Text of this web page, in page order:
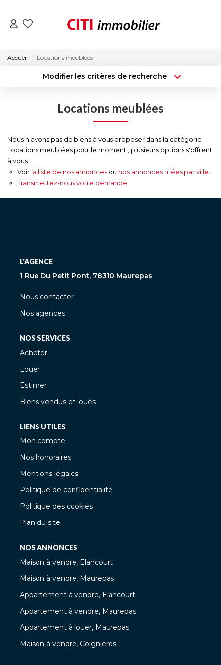
LOCATIONS
ESTIMATION
NOS AGENCES
ACTUALITÉS
CONTACT
Accueil Locations meublées
Modifier les critères de recherche
Budget max Plus de critères
Locations meublées
Nous n'avons pas de biens à vous proposer dans la catégorie
Locations meublées pour le moment , plusieurs options s'offrent
à vous :
Voir la liste de nos annonces ou nos annonces triées par ville.
Transmettez-nous votre demande
L'AGENCE
1 Rue Du Petit Pont, 78310 Maurepas
Nous contacter
Nos agences
NOS SERVICES
Acheter
Louer
Estimer
Biens vendus et loués
LIENS UTILES
Mon compte
Nos honoraires
Mentions légales
Politique de confidentialité
Politique des cookies
Plan du site
NOS ANNONCES
Maison à vendre, Elancourt
Maison à vendre, Maurepas
Appartement à vendre, Elancourt
Appartement à vendre, Maurepas
Appartement à louer, Maurepas
Maison à vendre, Coignieres